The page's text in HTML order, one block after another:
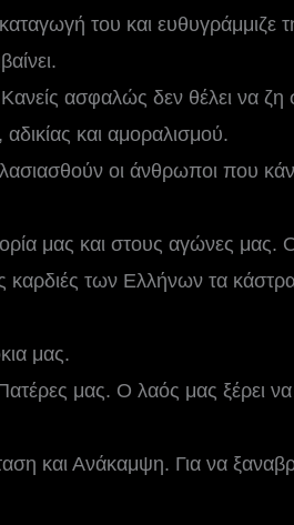
του και ευθυγράμμιζε
ασφαλώς δεν θέλει να ζη
και αμοραλισμού.
οι άνθρωποι που
μας και στους αγώνες μας.
καρδιές των Ελλήνων τα
μας.
μας. Ο λαός μας ξέρει να
και Ανάκαμψη. Για να